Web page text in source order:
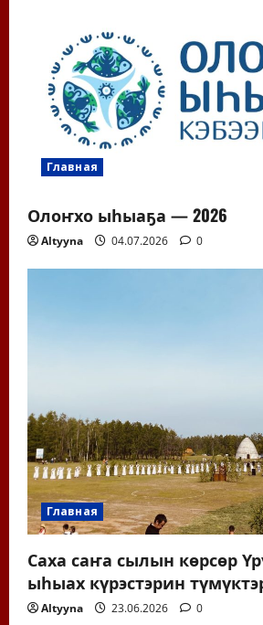
Главная
Олоҥхо ыһыаҕа — 2026
Altyyna 04.07.2026 0
Главная
Саха саҥа сылын көрсөр
ыһыах күрэстэрин
Altyyna 23.06.2026 0